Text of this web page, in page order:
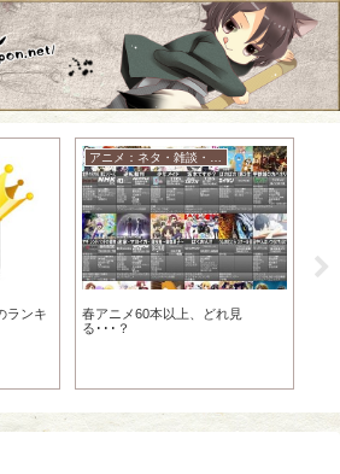
ランキ
アニメ：ネタ・雑談・ニュース
春アニメ60本以上、どれ見
る･･･？